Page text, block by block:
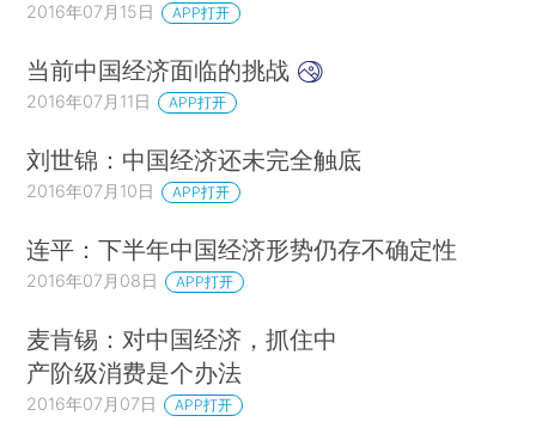
2016年07月15日 APP打开
当前中国经济面临的挑战
2016年07月11日 APP打开
刘世锦：中国经济还未完全触底
2016年07月10日 APP打开
连平：下半年中国经济形势仍存不确定性
2016年07月08日 APP打开
麦肯锡：对中国经济，抓住中
产阶级消费是个办法
2016年07月07日 APP打开